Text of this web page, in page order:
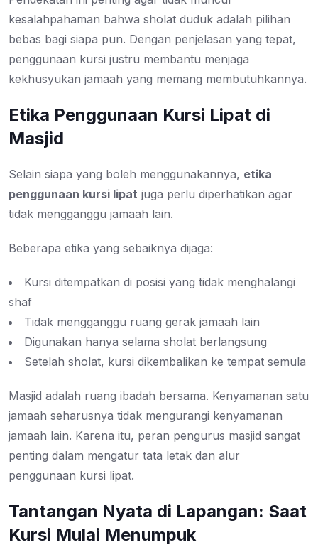
kesalahpahaman bahwa sholat duduk adalah pilihan
bebas bagi siapa pun. Dengan penjelasan yang tepat,
penggunaan kursi justru membantu menjaga
kekhusyukan jamaah yang memang membutuhkannya.
Etika Penggunaan Kursi Lipat di
Masjid
Selain siapa yang boleh menggunakannya, etika
penggunaan kursi lipat juga perlu diperhatikan agar
tidak mengganggu jamaah lain.
Beberapa etika yang sebaiknya dijaga:
Kursi ditempatkan di posisi yang tidak menghalangi
shaf
Tidak mengganggu ruang gerak jamaah lain
Digunakan hanya selama sholat berlangsung
Setelah sholat, kursi dikembalikan ke tempat semula
Masjid adalah ruang ibadah bersama. Kenyamanan satu
jamaah seharusnya tidak mengurangi kenyamanan
jamaah lain. Karena itu, peran pengurus masjid sangat
penting dalam mengatur tata letak dan alur
penggunaan kursi lipat.
Tantangan Nyata di Lapangan: Saat
Kursi Mulai Menumpuk